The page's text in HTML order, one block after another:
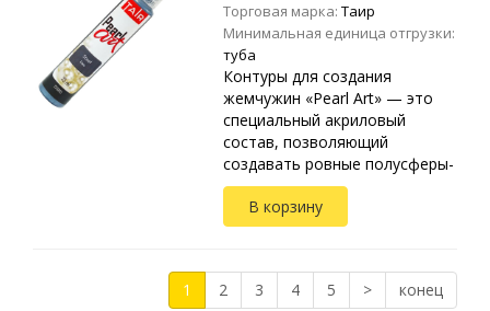
Торговая марка: Таир
Минимальная единица отгрузки:
туба
Контуры для создания
жемчужин «Pearl Art» — это
специальный акриловый
состав, позволяющий
создавать ровные полусферы-
жемчужины. Применяются на
любых видах текстиля, стекле,
дереве, бумаге, металле,
В корзину
1 2 3 4 5 > конец